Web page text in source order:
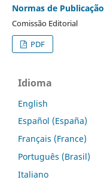
Normas de Publicação
Comissão Editorial
PDF
Idioma
English
Español (España)
Français (France)
Português (Brasil)
Italiano